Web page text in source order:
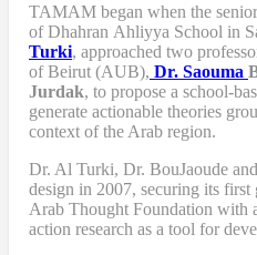
TAMAM began when the
of Dhahran Ahliyya School in
Turki, approached two
of Beirut (AUB), Dr. Saouma
Jurdak, to propose a school-
generate actionable theories
context of the Arab region.
Dr. Al Turki, Dr. BouJaoude and
design in 2007, securing its first
Arab Thought Foundation with
action research as a tool for